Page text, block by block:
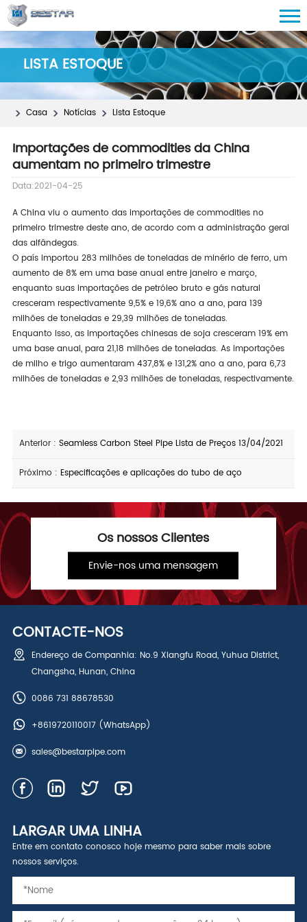
LISTA ESTOQUE
Casa Notícias Lista Estoque
Importações de commodities da China
aumentam no primeiro trimestre
Data:2021-04-25
A China viu o aumento das importações de commodities no
primeiro trimestre deste ano, de acordo com a administração geral
das alfândegas.
O país importou 283 milhões de toneladas de minério de ferro, um
aumento de 8% em uma base anual entre janeiro e março,
enquanto suas importações de petróleo bruto e gás natural
cresceram respectivamente 9,5% e 19,6% ano a ano, para 139
milhões de toneladas e 29,39 milhões de toneladas.
Enquanto isso, as importações chinesas de soja cresceram 19% em
uma base anual, para 21,18 milhões de toneladas. As importações
de milho e trigo aumentaram 437,8% e 131,2% ano a ano, para 6,73
milhões de toneladas e 2,93 milhões de toneladas, respectivamente.
Anterior : Seamless Carbon Steel Pipe Lista de Preços 13/04/2021
Próximo : Especificações e aplicações do tubo de aço
Os nossos Clientes
Envie-nos uma mensagem
CONTACTE-NOS
Endereço de Companhia: No.9 Xiangfu Road, Yuhua District,
Changsha, Hunan, China
0086 731 88678530
+8619720110017(WhatsApp)
sales@bestarpipe.com
LARGAR UMA LINHA
Entre em contato conosco hoje mesmo para saber mais sobre
nossos serviços.